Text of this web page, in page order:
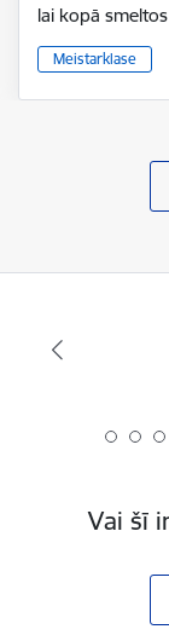
lai kopā
Meistarklase
Vai šī